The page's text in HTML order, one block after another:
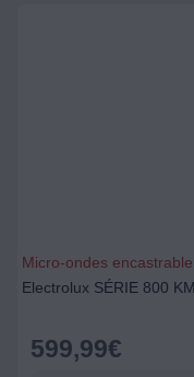
Micro-ondes encastrable
Electrolux SÉRIE 800
599,99€